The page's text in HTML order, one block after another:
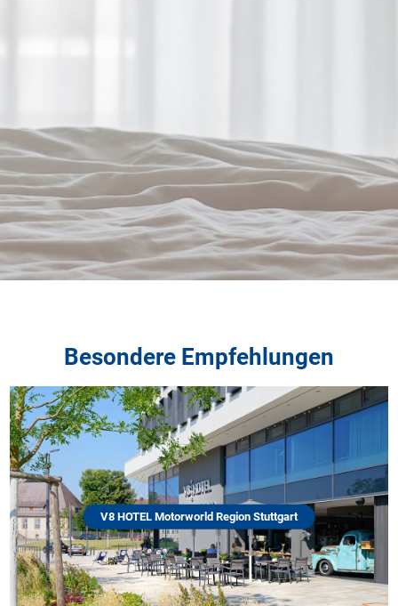
Besondere Empfehlungen
V8 HOTEL Motorworld Region Stuttgart